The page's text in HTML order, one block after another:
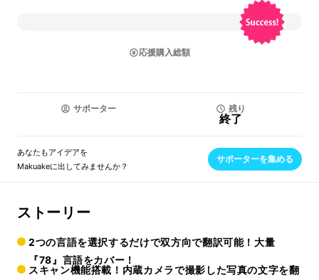
応援購入総額
サポーター 残り
終了
あなたもアイデアを
Makuakeに出してみませんか？
サポーターを集める
ストーリー
2つの言語を選択するだけで双方向で翻訳可能！大量
『78』言語をカバー！
スキャン機能搭載！内蔵カメラで撮影した写真の文字を翻